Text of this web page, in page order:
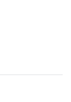
de métro, les
12)
7, 8 et 9)
moderne et
ou pour